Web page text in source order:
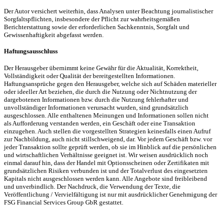
Der Autor versichert weiterhin, dass Analysen unter Beachtung journalistischer
Sorgfaltspflichten, insbesondere der Pflicht zur wahrheitsgemäßen
Berichterstattung sowie der erforderlichen Sachkenntnis, Sorgfalt und
Gewissenhaftigkeit abgefasst werden.
Haftungsausschluss
Der Herausgeber übernimmt keine Gewähr für die Aktualität, Korrektheit,
Vollständigkeit oder Qualität der bereitgestellten Informationen.
Haftungsansprüche gegen den Herausgeber, welche sich auf Schäden materieller
oder ideeller Art beziehen, die durch die Nutzung oder Nichtnutzung der
dargebotenen Informationen bzw. durch die Nutzung fehlerhafter und
unvollständiger Informationen verursacht wurden, sind grundsätzlich
ausgeschlossen. Alle enthaltenen Meinungen und Informationen sollen nicht
als Aufforderung verstanden werden, ein Geschäft oder eine Transaktion
einzugehen. Auch stellen die vorgestellten Strategien keinesfalls einen Aufruf
zur Nachbildung, auch nicht stillschweigend, dar. Vor jedem Geschäft bzw. vor
jeder Transaktion sollte geprüft werden, ob sie im Hinblick auf die persönlichen
und wirtschaftlichen Verhältnisse geeignet ist. Wir weisen ausdrücklich noch
einmal darauf hin, dass der Handel mit Optionsscheinen oder Zertifikaten mit
grundsätzlichen Risiken verbunden ist und der Totalverlust des eingesetzten
Kapitals nicht ausgeschlossen werden kann. Alle Angebote sind freibleibend
und unverbindlich. Der Nachdruck, die Verwendung der Texte, die
Veröffentlichung / Vervielfältigung ist nur mit ausdrücklicher Genehmigung der
FSG Financial Services Group GbR gestattet.